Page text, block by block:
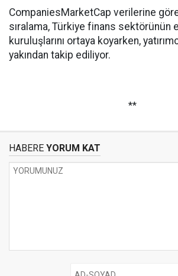
CompaniesMarketCap verilerine
sıralama, Türkiye finans sektörünün
kuruluşlarını ortaya koyarken,
yakından takip ediliyor.
**
HABERE YORUM KAT